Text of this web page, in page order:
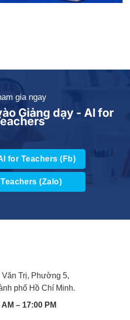
gia ngay
Giảng dạy - AI for
for Teachers (Fb)
(Zalo)
Trị, Phường 5,
phố Hồ Chí Minh.
AM – 17:00 PM